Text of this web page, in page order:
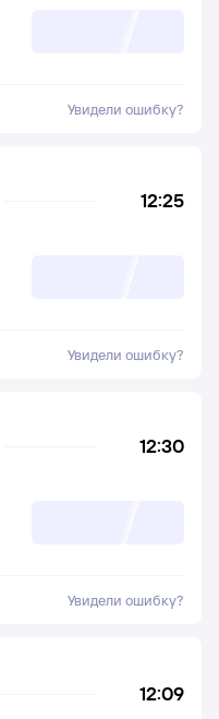
Увидели ошибку?
12:25
Увидели ошибку?
12:30
Увидели ошибку?
12:09